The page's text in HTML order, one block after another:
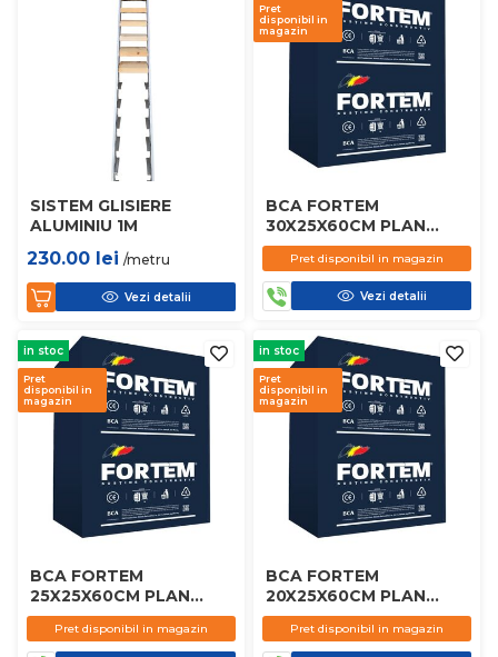
SISTEM GLISIERE
ALUMINIU 1M
230.00 lei /metru
Vezi detalii
Pret
disponibil in
magazin
BCA FORTEM
30X25X60CM PLAN
D450
Pret disponibil in magazin
Vezi detalii
in stoc
Pret
disponibil in
magazin
BCA FORTEM
25X25X60CM PLAN
D450
Pret disponibil in magazin
in stoc
Pret
disponibil in
magazin
BCA FORTEM
20X25X60CM PLAN
D450
Pret disponibil in magazin